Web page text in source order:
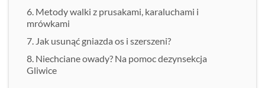
Metody walki z prusakami, karaluchami i
mrówkami
Jak usunąć gniazda os i szerszeni?
Niechciane owady? Na pomoc dezynsekcja
Gliwice